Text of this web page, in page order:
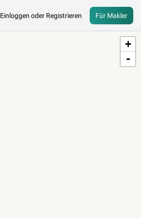
Einloggen oder Registrieren Für Makler
+
-